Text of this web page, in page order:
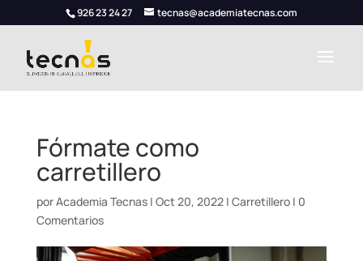
926 23 24 27 tecnas@academiatecnas.com
Fórmate como
carretillero
porAcademia Tecnas| Oct 20, 2022| Carretillero| 0
Comentarios